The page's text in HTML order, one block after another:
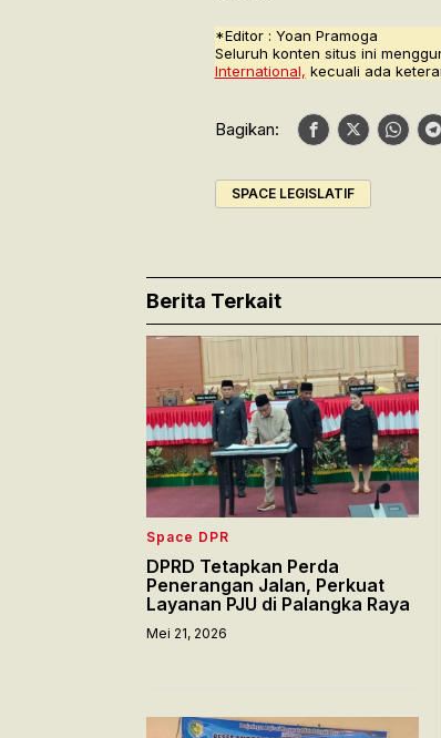
*Editor : Yoan Pramoga
Seluruh konten situs ini
International, kecuali ada
Bagikan:
SPACE LEGISLATIF
Berita Terkait
Space DPR
DPRD Tetapkan Perda
Penerangan Jalan, Perkuat
Layanan PJU di Palangka Raya
Mei 21, 2026